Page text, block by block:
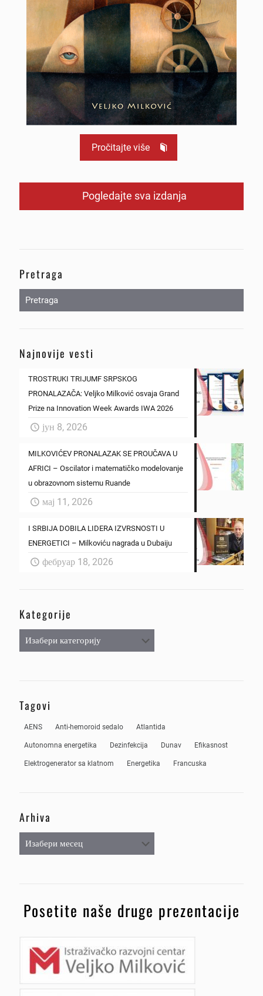
Pročitajte više
Pogledajte sva izdanja
Pretraga
Najnovije vesti
TROSTRUKI TRIJUMF SRPSKOG
PRONALAZAČA: Veljko Milković osvaja Grand
Prize na Innovation Week Awards IWA 2026
јун 8, 2026
MILKOVIĆEV PRONALAZAK SE PROUČAVA U
AFRICI – Oscilator i matematičko modelovanje
u obrazovnom sistemu Ruande
мај 11, 2026
I SRBIJA DOBILA LIDERA IZVRSNOSTI U
ENERGETICI – Milkoviću nagrada u Dubaiju
фебруар 18, 2026
Kategorije
Kategorije
Tagovi
AENS Anti-hemoroid sedalo Atlantida
Autonomna energetika Dezinfekcija Dunav Efikasnost
Elektrogenerator sa klatnom Energetika Francuska
Arhiva
Arhiva
Posetite naše druge prezentacije